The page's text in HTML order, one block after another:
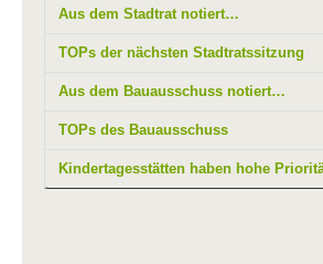
Aus dem Stadtrat notiert…
TOPs der nächsten Stadtratssitzung
Aus dem Bauausschuss notiert…
TOPs des Bauausschuss
Kindertagesstätten haben hohe